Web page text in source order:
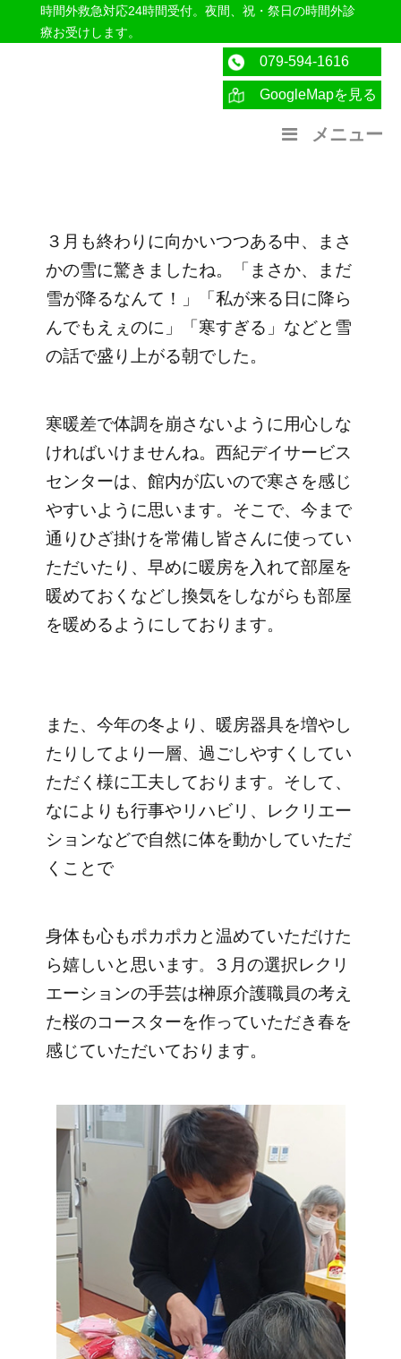
時間外救急対応24時間受付。夜間、祝・祭日の時間外診
療お受けします。
医療法人社団紀洋会 公式サイト
079-594-1616
GoogleMapを見る
メニュー
３月も終わりに向かいつつある中、まさ
かの雪に驚きましたね。「まさか、まだ
雪が降るなんて！」「私が来る日に降ら
んでもえぇのに」「寒すぎる」などと雪
の話で盛り上がる朝でした。
寒暖差で体調を崩さないように用心しな
ければいけませんね。西紀デイサービス
センターは、館内が広いので寒さを感じ
やすいように思います。そこで、今まで
通りひざ掛けを常備し皆さんに使ってい
ただいたり、早めに暖房を入れて部屋を
暖めておくなどし換気をしながらも部屋
を暖めるようにしております。
また、今年の冬より、暖房器具を増やし
たりしてより一層、過ごしやすくしてい
ただく様に工夫しております。そして、
なによりも行事やリハビリ、レクリエー
ションなどで自然に体を動かしていただ
くことで
身体も心もポカポカと温めていただけた
ら嬉しいと思います。
３月の選択レクリ
エーションの手芸は榊原介護職員の考え
た桜のコースターを作っていただき春を
感じていただいております。